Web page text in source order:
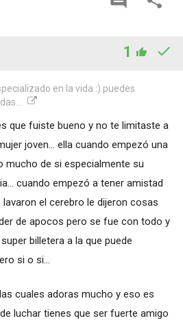
1
en la vida :) puedes
que fuiste bueno y no te limitaste a
joven... ella cuando empezó una
mucho de si especialmente su
cuando empezó a tener amistad
el cerebro le dijeron cosas
de apocos pero se fue con todo y
billetera a la que puede
si o si...
cuales adoras mucho y eso es
luchar tienes que ser fuerte amigo